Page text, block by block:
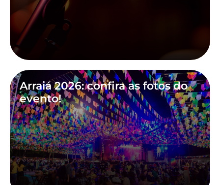
Arraiá 2026: confira as fotos do
evento!